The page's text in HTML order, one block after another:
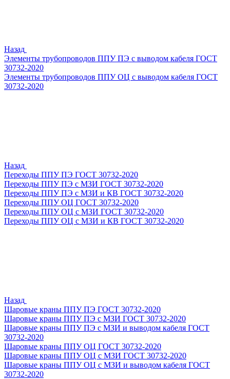
Назад
Элементы трубопроводов ППУ ПЭ с выводом кабеля ГОСТ
30732-2020
Элементы трубопроводов ППУ ОЦ с выводом кабеля ГОСТ
30732-2020
Назад
Переходы ППУ ПЭ ГОСТ 30732-2020
Переходы ППУ ПЭ с МЗИ ГОСТ 30732-2020
Переходы ППУ ПЭ с МЗИ и КВ ГОСТ 30732-2020
Переходы ППУ ОЦ ГОСТ 30732-2020
Переходы ППУ ОЦ с МЗИ ГОСТ 30732-2020
Переходы ППУ ОЦ с МЗИ и КВ ГОСТ 30732-2020
Назад
Шаровые краны ППУ ПЭ ГОСТ 30732-2020
Шаровые краны ППУ ПЭ с МЗИ ГОСТ 30732-2020
Шаровые краны ППУ ПЭ с МЗИ и выводом кабеля ГОСТ
30732-2020
Шаровые краны ППУ ОЦ ГОСТ 30732-2020
Шаровые краны ППУ ОЦ с МЗИ ГОСТ 30732-2020
Шаровые краны ППУ ОЦ с МЗИ и выводом кабеля ГОСТ
30732-2020